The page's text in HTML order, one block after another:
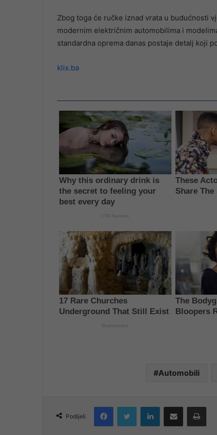
Zbog toga će ručke iznad vrata u budućnosti
modernim električnim automobilima i
standardna oprema danas postaje detalj koji
klix.ba
Automobili
Podijeli
FacebookTwitter LinkedInShare via Email Print